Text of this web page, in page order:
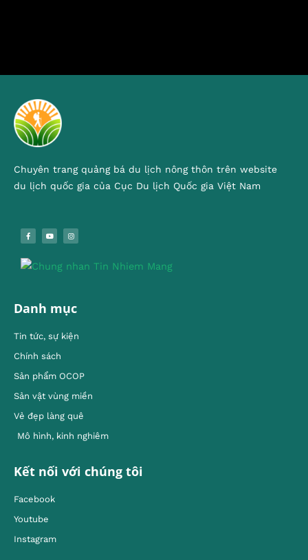
Chuyên trang quảng bá du lịch nông thôn trên website
du lịch quốc gia của Cục Du lịch Quốc gia Việt Nam
Danh mục
Tin tức, sự kiện
Chính sách
Sản phẩm OCOP
Sản vật vùng miền
Vẻ đẹp làng quê
Mô hình, kinh nghiêm
Kết nối với chúng tôi
Facebook
Youtube
Instagram